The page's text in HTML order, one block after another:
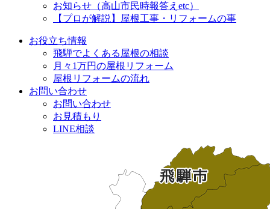
お知らせ（高山市民時報答えetc）
【プロが解説】屋根工事・リフォームの事
お役立ち情報
飛騨でよくある屋根の相談
月々1万円の屋根リフォーム
屋根リフォームの流れ
お問い合わせ
お問い合わせ
お見積もり
LINE相談